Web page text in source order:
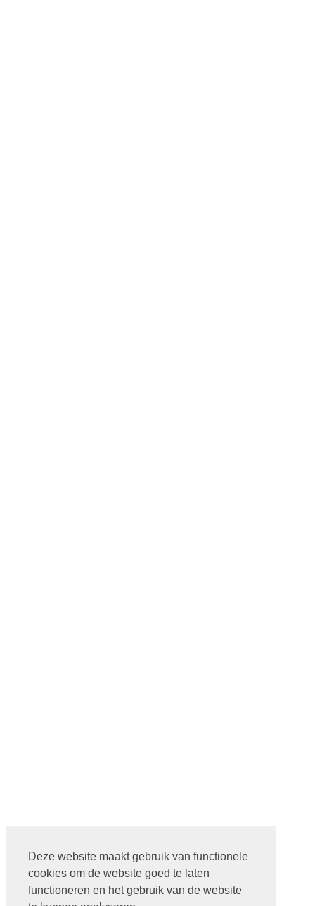
Deze website maakt gebruik van functionele
cookies om de website goed te laten
functioneren en het gebruik van de website